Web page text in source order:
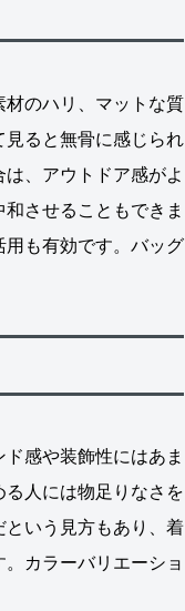
材のハリ、マットな質
ると無骨に感じられ
、アウトドア感がよ
させることもできま
も有効です。バッグ
感や装飾性にはあま
人には物足りなさを
いう見方もあり、着
カラーバリエーショ